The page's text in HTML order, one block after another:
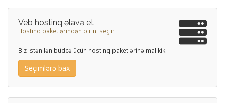
Veb hostinq əlavə et
Hostinq paketlərindən birini seçin
Biz istənilən büdcə üçün hostinq paketlərinə malikik
Seçimlərə bax